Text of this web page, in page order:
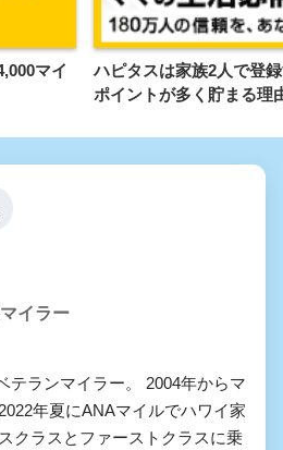
マイ
ハピタスは家族2人で登
ポイントが多く貯まる理
イラー
テランマイラー。 2004年からマ
年夏にANAマイルでハワイ家
クラスとファーストクラスに乗